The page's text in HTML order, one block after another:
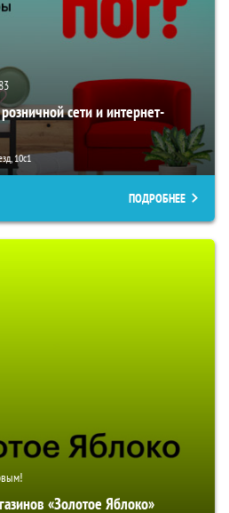
сети и интернет-
10с1
ПОДРОБНЕЕ
«Золотое Яблоко»